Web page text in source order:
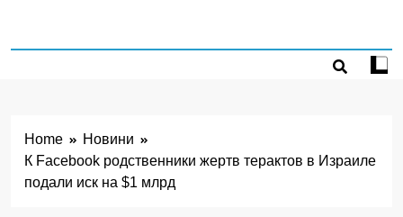
Home
Новини
К Facebook родственники жертв терактов в Израиле
подали иск на $1 млрд